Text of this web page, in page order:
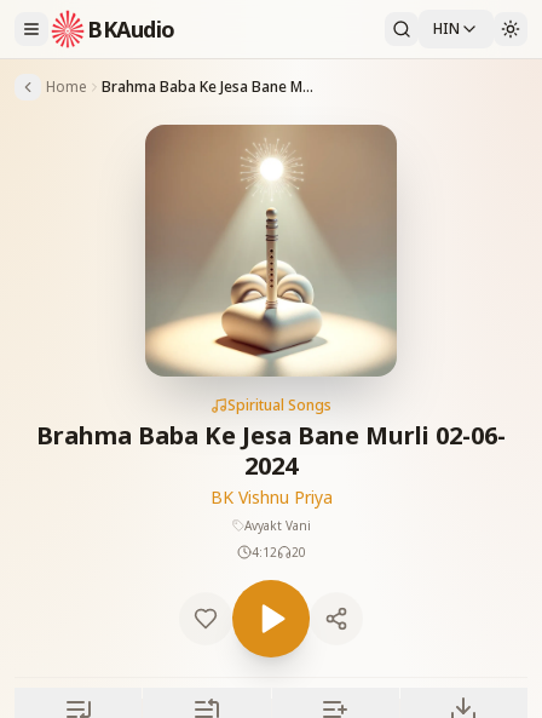
BKAudio HIN
Home Brahma Baba Ke Jesa Bane Murli 02-06-2024
Spiritual Songs
Brahma Baba Ke Jesa Bane Murli 02-06-
2024
BK Vishnu Priya
Avyakt Vani
4:12
20